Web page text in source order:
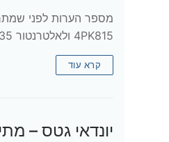
מספר הערות לפני
4PK815 ולאלטרנטור 5PK835. הספרה…
קרא עוד
יונדאי גטס –